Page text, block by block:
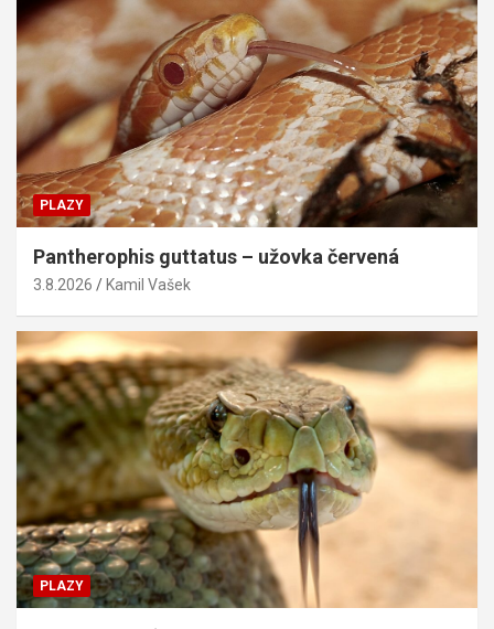
PLAZY
Pantherophis guttatus – užovka červená
3.8.2026 Kamil Vašek
PLAZY